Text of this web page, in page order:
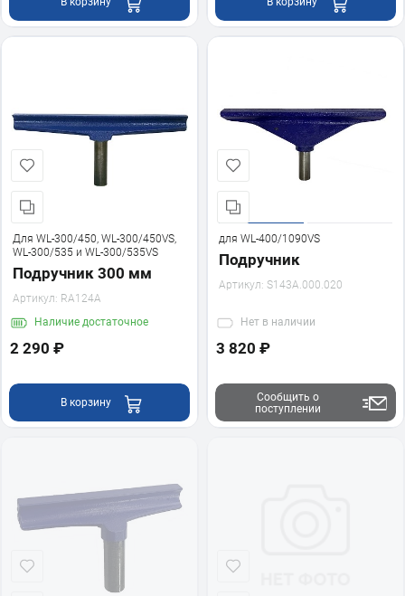
Для WL-300/450, WL-300/450VS,
WL-300/535 и WL-300/535VS
Подручник 300 мм
Артикул: RA124A
Наличие достаточное
2 290 ₽
В корзину
для WL-400/1090VS
Подручник
Артикул: S143A.000.020
Нет в наличии
3 820 ₽
Сообщить о
поступлении